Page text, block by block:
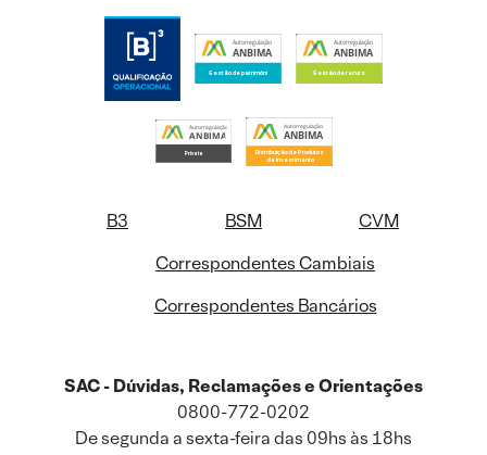
B3 BSM
CVM
Correspondentes Cambiais
Correspondentes Bancários
SAC - Dúvidas, Reclamações e Orientações
0800-772-0202
De segunda a sexta-feira das 09hs às 18hs